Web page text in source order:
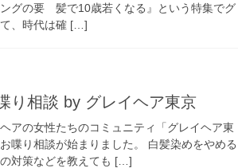
グの要 髪で10歳若くなる』という特集でグ
、時代は確 […]
り相談 by グレイヘア東京
アの女性たちのコミュニティ「グレイヘア東
喋り相談が始まりました。 白髪染めをやめる
対策などを教えても […]